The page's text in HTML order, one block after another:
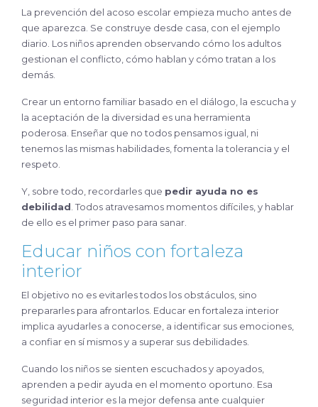
La prevención del acoso escolar empieza mucho antes de
que aparezca. Se construye desde casa, con el ejemplo
diario. Los niños aprenden observando cómo los adultos
gestionan el conflicto, cómo hablan y cómo tratan a los
demás.
Crear un entorno familiar basado en el diálogo, la escucha y
la aceptación de la diversidad es una herramienta
poderosa. Enseñar que no todos pensamos igual, ni
tenemos las mismas habilidades, fomenta la tolerancia y el
respeto.
Y, sobre todo, recordarles que pedir ayuda no es
debilidad . Todos atravesamos momentos difíciles, y hablar
de ello es el primer paso para sanar.
Educar niños con fortaleza
interior
El objetivo no es evitarles todos los obstáculos, sino
prepararles para afrontarlos. Educar en fortaleza interior
implica ayudarles a conocerse, a identificar sus emociones,
a confiar en sí mismos y a superar sus debilidades.
Cuando los niños se sienten escuchados y apoyados,
aprenden a pedir ayuda en el momento oportuno. Esa
seguridad interior es la mejor defensa ante cualquier